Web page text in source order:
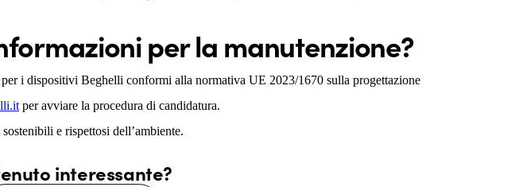
per la manutenzione?
per i dispositivi Beghelli conformi alla normativa UE 2023/1670 sulla progettazione
per avviare la procedura di candidatura.
e rispettosi dell’ambiente.
interessante?